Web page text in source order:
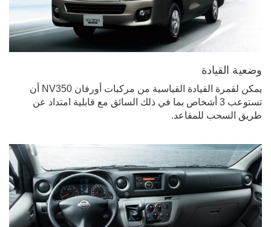
وضعية القيادة
يمكن لقمرة القيادة القياسية من مركبات أورفان NV350 أن
تستوعب 3 أشخاص بما في ذلك السائق مع قابلية امتداد عن
طريق السحب للمقاعد.